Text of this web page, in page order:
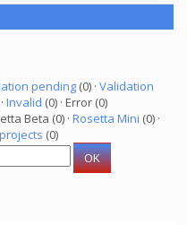
pending (0) · Validation
Invalid (0) · Error (0)
Beta (0) · Rosetta Mini (0) ·
(0)